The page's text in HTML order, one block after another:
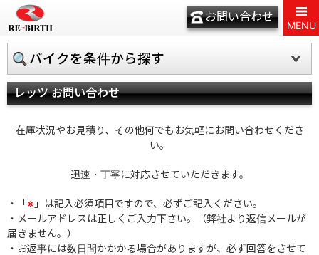
お問い合わせ
MENU
バイクを条件から探す
レッツ お問い合わせ
在庫状況やお見積り、その他何でもお気軽にお問い合わせくださ
い。
迅速・丁寧に対応させていただきます。
・「※ 」は記入必須項目ですので、必ずご記入ください。
・メールアドレスは正しくご入力下さい。（弊社より返信メールが
届きません。）
・お返事には数日間かかかる場合がありますが、必ず回答をさせて